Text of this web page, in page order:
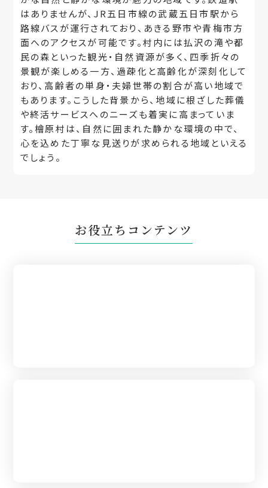
はありませんが、JR五日市線の武蔵五日市駅から
路線バスが運行されており、あきる野市や青梅市方
面へのアクセスが可能です。村内には払沢の滝や都
民の森といった観光・自然資源が多く、四季折々の
景観が楽しめる一方、過疎化と高齢化が深刻化して
おり、高齢者の単身・夫婦世帯の割合が高い地域で
もあります。こうした背景から、地域に根ざした葬儀
や終活サービスへのニーズも着実に高まっていま
す。檜原村は、自然に囲まれた静かな環境の中で、
心を込めた丁寧な見送りが求められる地域といえる
でしょう。
お役立ちコンテンツ